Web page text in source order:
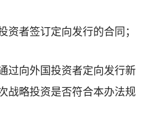
资者签订定向发行的合同；
过向外国投资者定向发行新
战略投资是否符合本办法规